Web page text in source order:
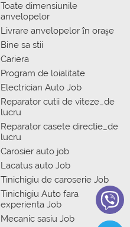
Toate dimensiunile
anvelopelor
Livrare anvelopelor în orașe
Bine sa stii
Cariera
Program de loialitate
Electrician Auto Job
Reparator cutii de viteze_de
lucru
Reparator casete directie_de
lucru
Carosier auto job
Lacatus auto Job
Tinichigiu de caroserie Job
Tinichigiu Auto fara
experienta Job
Mecanic sasiu Job